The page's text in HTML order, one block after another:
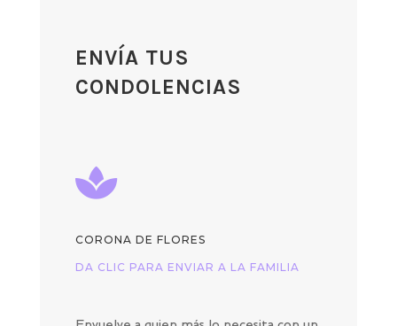
ENVÍA TUS
CONDOLENCIAS

CORONA DE FLORES
DA CLIC PARA ENVIAR A LA FAMILIA